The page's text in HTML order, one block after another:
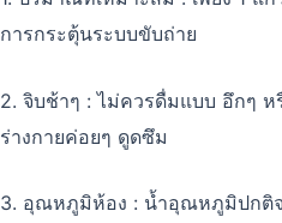
การกระตุ้นระบบขับถ่าย
2. จิบช้าๆ : ไม่ควรดื่มแบบ อึกๆ ห
ร่างกายค่อยๆ ดูดซึม
3. อุณหภูมิห้อง : น้ำอุณหภูมิปกติ